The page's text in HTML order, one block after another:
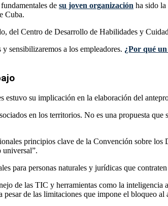
de su joven organización ha sido la
Cuba.
Centro de Desarrollo de Habilidades y
sensibilizaremos a los empleadores. ¿Por qué
estuvo su implicación en la elaboración del
en los territorios. No es una propuesta
principios clave de la Convención sobre los
universal”.
para personas naturales y jurídicas que
de las TIC y herramientas como la inteligencia
de las limitaciones que impone el bloqueo